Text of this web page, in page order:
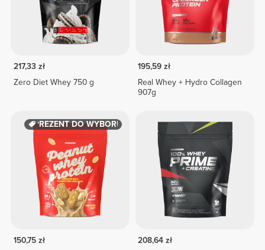
217,33 zł
Zero Diet Whey 750 g
195,59 zł
Real Whey + Hydro Collagen
907g
PREZENT DO WYBORU
150,75 zł
208,64 zł